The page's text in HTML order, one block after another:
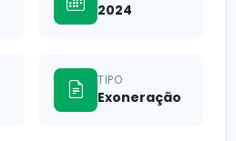
2024
TIPO
Exoneração